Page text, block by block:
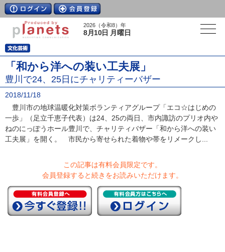
2026（令和8）年
8月10日 月曜日
「和から洋への装い工夫展」
豊川で24、25日にチャリティーバザー
2018/11/18
豊川市の地球温暖化対策ボランティアグループ「エコ☆はじめの
一歩」（足立千恵子代表）は24、25の両日、市内諏訪のプリオ内や
ねのにっぽうホール豊川で、チャリティバザー「和から洋への装い
工夫展」を開く。 市民から寄せられた着物や帯をリメークし...
この記事は有料会員限定です。
会員登録すると続きをお読みいただけます。